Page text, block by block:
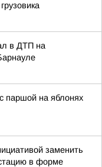
в ДТП на
паршой на яблонях
заменить
в форме